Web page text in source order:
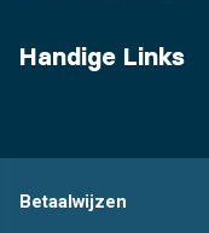
Handige Links
Betaalwijzen